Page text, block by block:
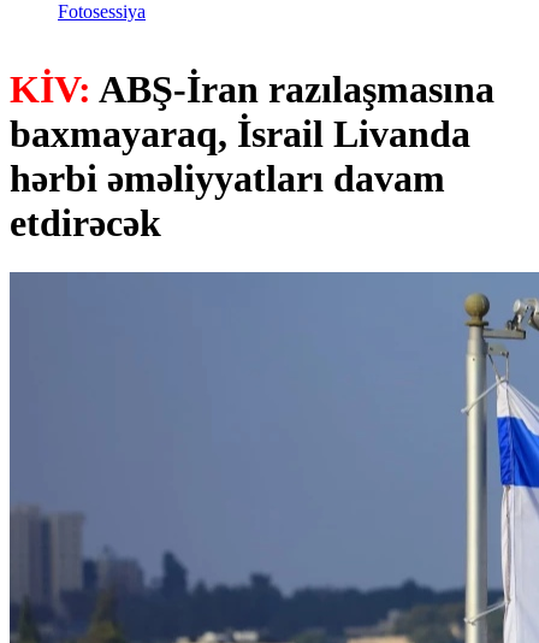
Fotosessiya
KİV: ABŞ-İran razılaşmasına
baxmayaraq, İsrail Livanda
hərbi əməliyyatları davam
etdirəcək